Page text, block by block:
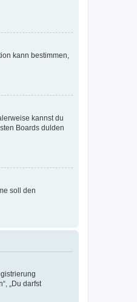
kann bestimmen,
kannst du
Boards dulden
soll den
„Du darfst